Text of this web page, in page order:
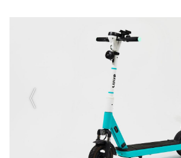
電動バイク
電動キックボード
ライフスタイル
テクノロジー